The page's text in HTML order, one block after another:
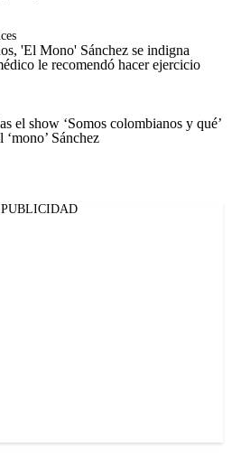
'El Mono' Sánchez se indigna
le recomendó hacer ejercicio
el show ‘Somos colombianos y qué’
‘mono’ Sánchez
PUBLICIDAD